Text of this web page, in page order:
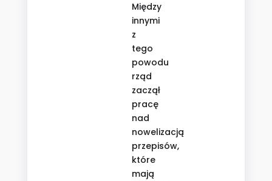
Między
innymi
z
tego
powodu
rząd
zaczął
pracę
nad
nowelizacją
przepisów,
które
mają